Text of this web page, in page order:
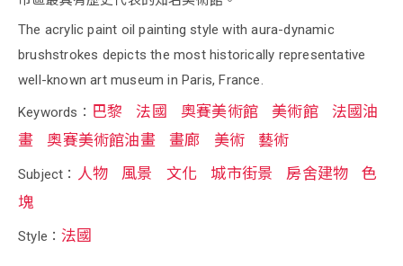
The acrylic paint oil painting style with aura-dynamic
brushstrokes depicts the most historically representative
well-known art museum in Paris, France.
Keywords： 巴黎 法國 奧賽美術館 美術館
法國油
畫
奧賽美術館油畫 畫廊 美術 藝術
Subject： 人物 風景 文化 城市街景 房舍建物
色
塊
Style：法國